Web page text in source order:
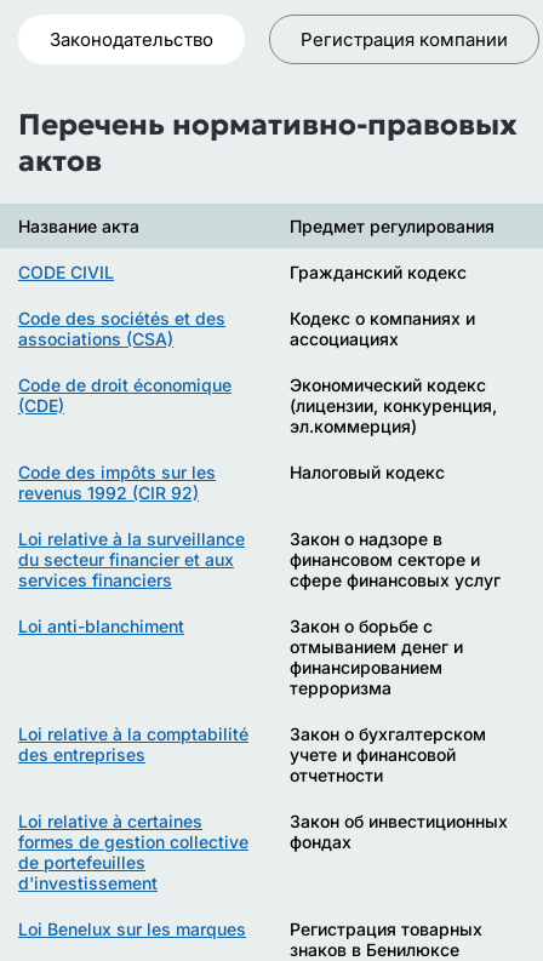
Регистрация компании
Законодательство
Перечень нормативно-правовых
актов
Название акта Предмет регулирования
CODE CIVIL Гражданский кодекс
Code des sociétés et des
associations (CSA)
Кодекс о компаниях и
ассоциациях
Code de droit économique
(CDE)
Экономический кодекс
(лицензии, конкуренция,
эл.коммерция)
Code des impôts sur les
revenus 1992 (CIR 92)
Налоговый кодекс
Loi relative à la surveillance
du secteur financier et aux
services financiers
Закон о надзоре в
финансовом секторе и
сфере финансовых услуг
Loi anti-blanchiment
Закон о борьбе с
отмыванием денег и
финансированием
терроризма
Loi relative à la comptabilité
des entreprises
Закон о бухгалтерском
учете и финансовой
отчетности
Loi relative à certaines
formes de gestion collective
de portefeuilles
d'investissement
Закон об инвестиционных
фондах
Loi Benelux sur les marques
Регистрация товарных
знаков в Бенилюксе